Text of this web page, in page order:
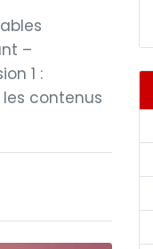
–
1 :
les contenus